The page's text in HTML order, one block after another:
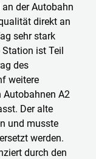
der Autobahn
direkt an
sehr stark
ist Teil
des
weitere
Autobahnen A2
Der alte
und musste
werden.
durch den